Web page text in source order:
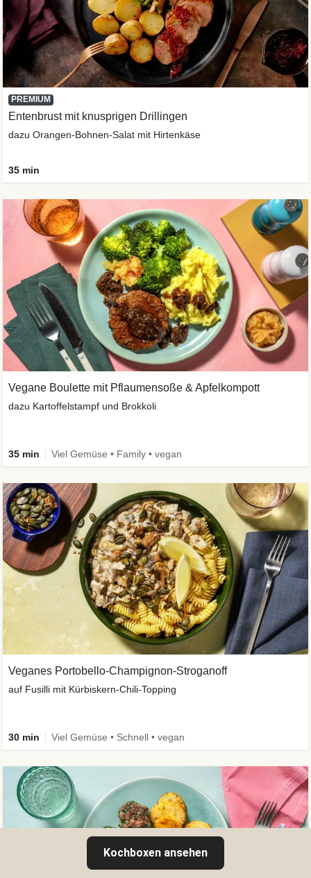
PREMIUM
Entenbrust mit knusprigen Drillingen
dazu Orangen-Bohnen-Salat mit Hirtenkäse
35 min
Vegane Boulette mit Pflaumensoße & Apfelkompott
dazu Kartoffelstampf und Brokkoli
35 min Viel Gemüse • Family • vegan
Veganes Portobello-Champignon-Stroganoff
auf Fusilli mit Kürbiskern-Chili-Topping
30 min Viel Gemüse • Schnell • vegan
Kochboxen ansehen